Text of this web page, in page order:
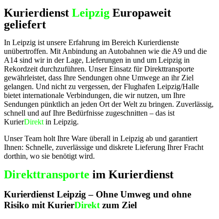
Kurierdienst Leipzig Europaweit
geliefert
In Leipzig ist unsere Erfahrung im Bereich Kurierdienste
unübertroffen. Mit Anbindung an Autobahnen wie die A9 und die
A14 sind wir in der Lage, Lieferungen in und um Leipzig in
Rekordzeit durchzuführen. Unser Einsatz für Direkttransporte
gewährleistet, dass Ihre Sendungen ohne Umwege an ihr Ziel
gelangen. Und nicht zu vergessen, der Flughafen Leipzig/Halle
bietet internationale Verbindungen, die wir nutzen, um Ihre
Sendungen pünktlich an jeden Ort der Welt zu bringen. Zuverlässig,
schnell und auf Ihre Bedürfnisse zugeschnitten – das ist
KurierDirekt in Leipzig.
Unser Team holt Ihre Ware überall in Leipzig ab und garantiert
Ihnen: Schnelle, zuverlässige und diskrete Lieferung Ihrer Fracht
dorthin, wo sie benötigt wird.
Direkttransporte im Kurierdienst
Kurierdienst Leipzig – Ohne Umweg und ohne
Risiko mit KurierDirektzum Ziel